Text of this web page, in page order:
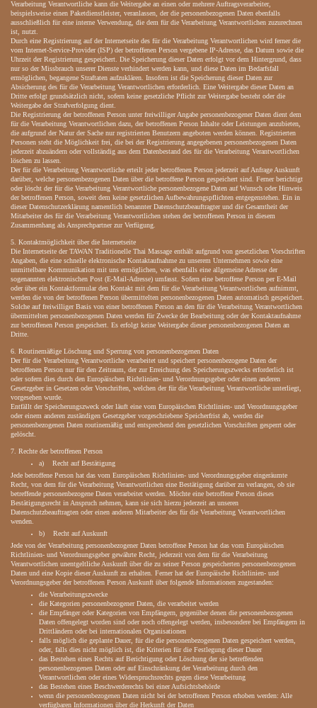
Verarbeitung Verantwortliche kann die Weitergabe an einen oder mehrere Auftragsverarbeiter,
beispielsweise einen Paketdienstleister, veranlassen, der die personenbezogenen Daten ebenfalls
ausschließlich für eine interne Verwendung, die dem für die Verarbeitung Verantwortlichen zuzurechnen
ist, nutzt.
Durch eine Registrierung auf der Internetseite des für die Verarbeitung Verantwortlichen wird ferner die
vom Internet-Service-Provider (ISP) der betroffenen Person vergebene IP-Adresse, das Datum sowie die
Uhrzeit der Registrierung gespeichert. Die Speicherung dieser Daten erfolgt vor dem Hintergrund, dass
nur so der Missbrauch unserer Dienste verhindert werden kann, und diese Daten im Bedarfsfall
ermöglichen, begangene Straftaten aufzuklären. Insofern ist die Speicherung dieser Daten zur
Absicherung des für die Verarbeitung Verantwortlichen erforderlich. Eine Weitergabe dieser Daten an
Dritte erfolgt grundsätzlich nicht, sofern keine gesetzliche Pflicht zur Weitergabe besteht oder die
Weitergabe der Strafverfolgung dient.
Die Registrierung der betroffenen Person unter freiwilliger Angabe personenbezogener Daten dient dem
für die Verarbeitung Verantwortlichen dazu, der betroffenen Person Inhalte oder Leistungen anzubieten,
die aufgrund der Natur der Sache nur registrierten Benutzern angeboten werden können. Registrierten
Personen steht die Möglichkeit frei, die bei der Registrierung angegebenen personenbezogenen Daten
jederzeit abzuändern oder vollständig aus dem Datenbestand des für die Verarbeitung Verantwortlichen
löschen zu lassen.
Der für die Verarbeitung Verantwortliche erteilt jeder betroffenen Person jederzeit auf Anfrage Auskunft
darüber, welche personenbezogenen Daten über die betroffene Person gespeichert sind. Ferner berichtigt
oder löscht der für die Verarbeitung Verantwortliche personenbezogene Daten auf Wunsch oder Hinweis
der betroffenen Person, soweit dem keine gesetzlichen Aufbewahrungspflichten entgegenstehen. Ein in
dieser Datenschutzerklärung namentlich benannter Datenschutzbeauftragter und die Gesamtheit der
Mitarbeiter des für die Verarbeitung Verantwortlichen stehen der betroffenen Person in diesem
Zusammenhang als Ansprechpartner zur Verfügung.
5. Kontaktmöglichkeit über die Internetseite
Die Internetseite der TAWAN Traditionelle Thai Massage enthält aufgrund von gesetzlichen Vorschriften
Angaben, die eine schnelle elektronische Kontaktaufnahme zu unserem Unternehmen sowie eine
unmittelbare Kommunikation mit uns ermöglichen, was ebenfalls eine allgemeine Adresse der
sogenannten elektronischen Post (E-Mail-Adresse) umfasst. Sofern eine betroffene Person per E-Mail
oder über ein Kontaktformular den Kontakt mit dem für die Verarbeitung Verantwortlichen aufnimmt,
werden die von der betroffenen Person übermittelten personenbezogenen Daten automatisch gespeichert.
Solche auf freiwilliger Basis von einer betroffenen Person an den für die Verarbeitung Verantwortlichen
übermittelten personenbezogenen Daten werden für Zwecke der Bearbeitung oder der Kontaktaufnahme
zur betroffenen Person gespeichert. Es erfolgt keine Weitergabe dieser personenbezogenen Daten an
Dritte.
6. Routinemäßige Löschung und Sperrung von personenbezogenen Daten
Der für die Verarbeitung Verantwortliche verarbeitet und speichert personenbezogene Daten der
betroffenen Person nur für den Zeitraum, der zur Erreichung des Speicherungszwecks erforderlich ist
oder sofern dies durch den Europäischen Richtlinien- und Verordnungsgeber oder einen anderen
Gesetzgeber in Gesetzen oder Vorschriften, welchen der für die Verarbeitung Verantwortliche unterliegt,
vorgesehen wurde.
Entfällt der Speicherungszweck oder läuft eine vom Europäischen Richtlinien- und Verordnungsgeber
oder einem anderen zuständigen Gesetzgeber vorgeschriebene Speicherfrist ab, werden die
personenbezogenen Daten routinemäßig und entsprechend den gesetzlichen Vorschriften gesperrt oder
gelöscht.
7. Rechte der betroffenen Person
a) Recht auf Bestätigung
Jede betroffene Person hat das vom Europäischen Richtlinien- und Verordnungsgeber eingeräumte
Recht, von dem für die Verarbeitung Verantwortlichen eine Bestätigung darüber zu verlangen, ob sie
betreffende personenbezogene Daten verarbeitet werden. Möchte eine betroffene Person dieses
Bestätigungsrecht in Anspruch nehmen, kann sie sich hierzu jederzeit an unseren
Datenschutzbeauftragten oder einen anderen Mitarbeiter des für die Verarbeitung Verantwortlichen
wenden.
b) Recht auf Auskunft
Jede von der Verarbeitung personenbezogener Daten betroffene Person hat das vom Europäischen
Richtlinien- und Verordnungsgeber gewährte Recht, jederzeit von dem für die Verarbeitung
Verantwortlichen unentgeltliche Auskunft über die zu seiner Person gespeicherten personenbezogenen
Daten und eine Kopie dieser Auskunft zu erhalten. Ferner hat der Europäische Richtlinien- und
Verordnungsgeber der betroffenen Person Auskunft über folgende Informationen zugestanden:
die Verarbeitungszwecke
die Kategorien personenbezogener Daten, die verarbeitet werden
die Empfänger oder Kategorien von Empfängern, gegenüber denen die personenbezogenen
Daten offengelegt worden sind oder noch offengelegt werden, insbesondere bei Empfängern in
Drittländern oder bei internationalen Organisationen
falls möglich die geplante Dauer, für die die personenbezogenen Daten gespeichert werden,
oder, falls dies nicht möglich ist, die Kriterien für die Festlegung dieser Dauer
das Bestehen eines Rechts auf Berichtigung oder Löschung der sie betreffenden
personenbezogenen Daten oder auf Einschränkung der Verarbeitung durch den
Verantwortlichen oder eines Widerspruchsrechts gegen diese Verarbeitung
das Bestehen eines Beschwerderechts bei einer Aufsichtsbehörde
wenn die personenbezogenen Daten nicht bei der betroffenen Person erhoben werden: Alle
verfügbaren Informationen über die Herkunft der Daten